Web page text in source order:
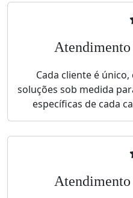
Atendimento
Cada cliente é
soluções sob medida
específicas de cada
Atendimento